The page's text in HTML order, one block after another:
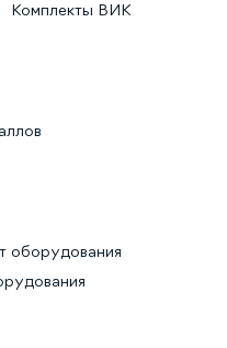
Комплекты ВИК
оборудования